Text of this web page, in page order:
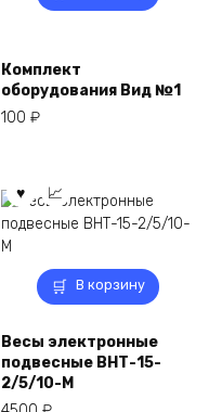
Комплект
оборудования Вид №1
100 ₽
В корзину
Весы электронные
подвесные ВНТ-15-
2/5/10-М